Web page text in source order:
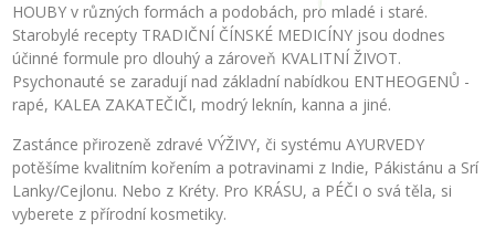
HOUBY v různých formách a podobách, pro mladé i staré.
Starobylé recepty TRADIČNÍ ČÍNSKÉ MEDICÍNY jsou dodnes
účinné formule pro dlouhý a zároveň KVALITNÍ ŽIVOT.
Psychonauté se zaradují nad základní nabídkou ENTHEOGENŮ -
rapé, KALEA ZAKATEČIČI, modrý leknín, kanna a jiné.
Zastánce přirozeně zdravé VÝŽIVY, či systému AYURVEDY
potěšíme kvalitním kořením a potravinami z Indie, Pákistánu a Srí
Lanky/Cejlonu. Nebo z Kréty. Pro KRÁSU, a PÉČI o svá těla, si
vyberete z přírodní kosmetiky.